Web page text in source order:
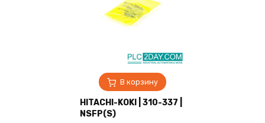
В корзину
HITACHI-KOKI | 310-337 |
NSFP(S)